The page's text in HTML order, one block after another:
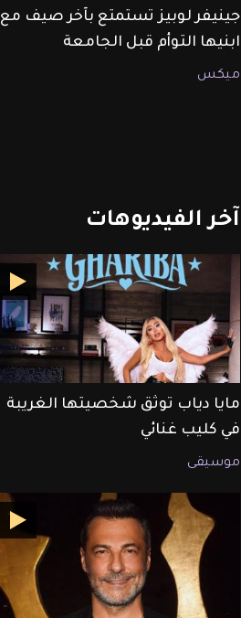
جينيفر لوبيز تستمتع بآخر صيف مع
ابنيها التوأم قبل الجامعة
ميكس
آخر الفيديوهات
مايا دياب توثق شخصيتها الغريبة
في كليب غنائي
موسيقى